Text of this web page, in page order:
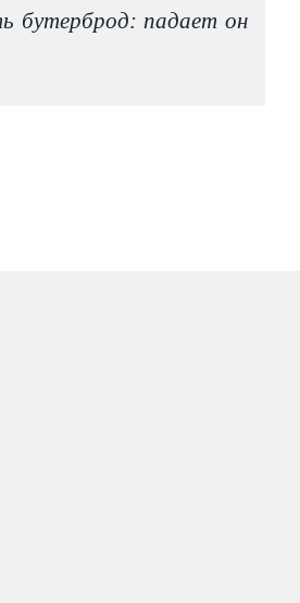
бутерброд: падает он